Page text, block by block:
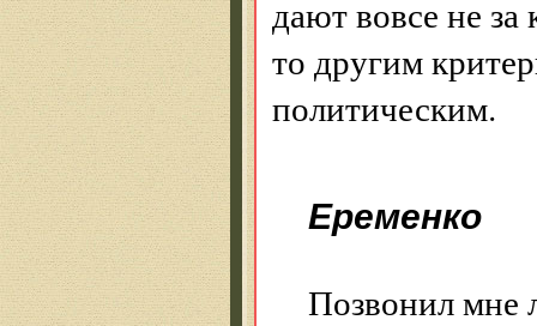
дают вовсе не
то другим
политическим.
Еременко
Позвонил мне